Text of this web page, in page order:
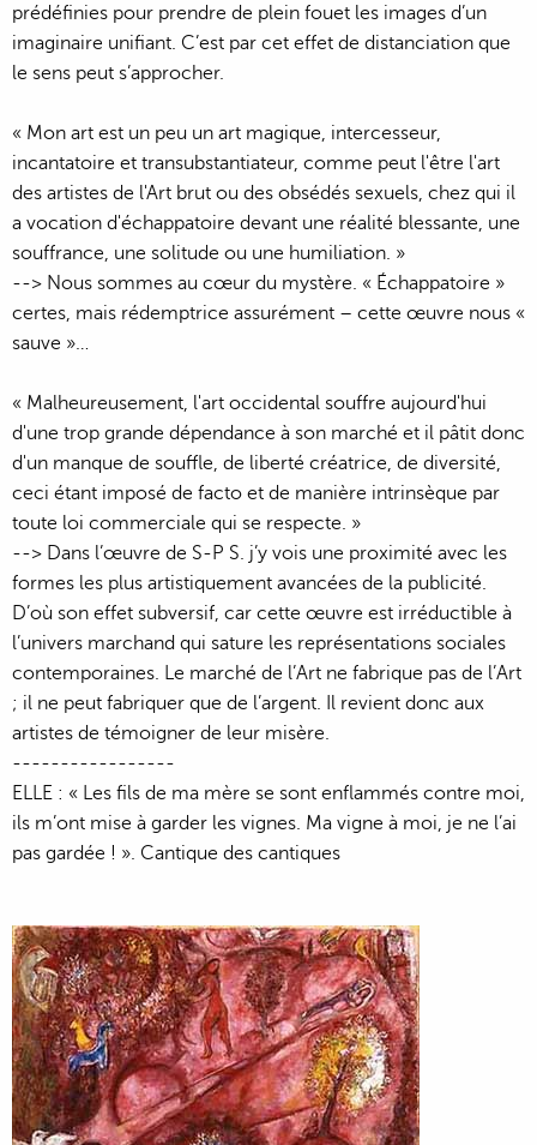
prédéfinies pour prendre de plein fouet les images d’un
imaginaire unifiant. C’est par cet effet de distanciation que
le sens peut s’approcher.
« Mon art est un peu un art magique, intercesseur,
incantatoire et transubstantiateur, comme peut l'être l'art
des artistes de l'Art brut ou des obsédés sexuels, chez qui il
a vocation d'échappatoire devant une réalité blessante, une
souffrance, une solitude ou une humiliation. »
--> Nous sommes au cœur du mystère. « Échappatoire »
certes, mais rédemptrice assurément – cette œuvre nous «
sauve »…
« Malheureusement, l'art occidental souffre aujourd'hui
d'une trop grande dépendance à son marché et il pâtit donc
d'un manque de souffle, de liberté créatrice, de diversité,
ceci étant imposé de facto et de manière intrinsèque par
toute loi commerciale qui se respecte. »
--> Dans l’œuvre de S-P S. j’y vois une proximité avec les
formes les plus artistiquement avancées de la publicité.
D’où son effet subversif, car cette œuvre est irréductible à
l’univers marchand qui sature les représentations sociales
contemporaines. Le marché de l’Art ne fabrique pas de l’Art
; il ne peut fabriquer que de l’argent. Il revient donc aux
artistes de témoigner de leur misère.
-----------------
ELLE : « Les fils de ma mère se sont enflammés contre moi,
ils m’ont mise à garder les vignes. Ma vigne à moi, je ne l’ai
pas gardée ! ». Cantique des cantiques